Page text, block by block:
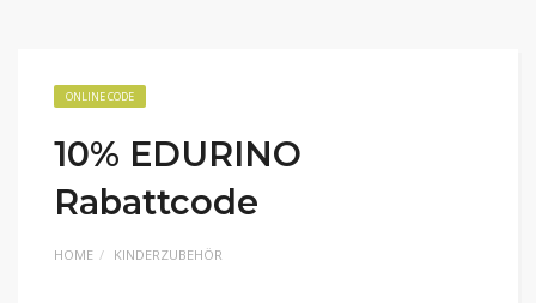
ONLINE CODE
10% EDURINO
Rabattcode
HOME KINDERZUBEHÖR